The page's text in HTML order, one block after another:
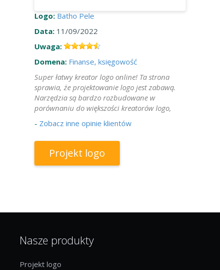
Logo: Batho Pele
Data: 11/09/2022
Uwaga:
Domena: Finanse, księgowość
Super łatwy kreator logo online! Ta strona
sprawia, że projektowanie logo jest zabawą.
Narzędzia są bardzo rozbudowane w
porównaniu do większości kreatorów logo,
- Zobacz inne opinie klientów
Projekt logo
Nasze produkty
Projekt logo